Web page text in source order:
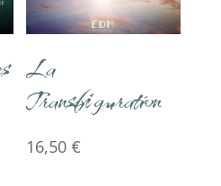
La
Transfiguration
16,50 €